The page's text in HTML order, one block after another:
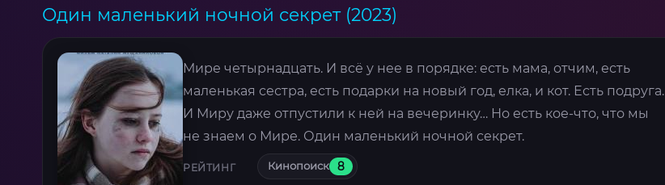
Один маленький ночной секрет (2023)
Мире четырнадцать. И всё у нее в порядке: есть мама, отчим, есть
маленькая сестра, есть подарки на новый год, елка, и кот. Есть подруга.
И Миру даже отпустили к ней на вечеринку… Но есть кое-что, что мы
не знаем о Мире. Один маленький ночной секрет.
РЕЙТИНГ Кинопоиск 8